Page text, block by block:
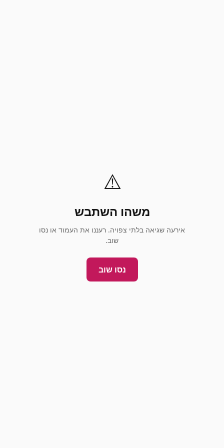
⚠️
משהו השתבש
אירעה שגיאה בלתי צפויה. רעננו את העמוד או נסו
שוב.
נסו שוב